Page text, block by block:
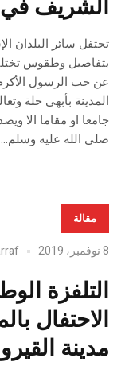
الشّريف في
تحتفل سائر البلدان
بتفاصيل وطقوس
عن حب الرسول الأكرم
المدينة بأبهى حلة
جامعا او مقاما الا
صلى الله عليه وسلم...
مقالة
8 نوفمبر، 2019
التلفزة
الاحتفال
مدينة